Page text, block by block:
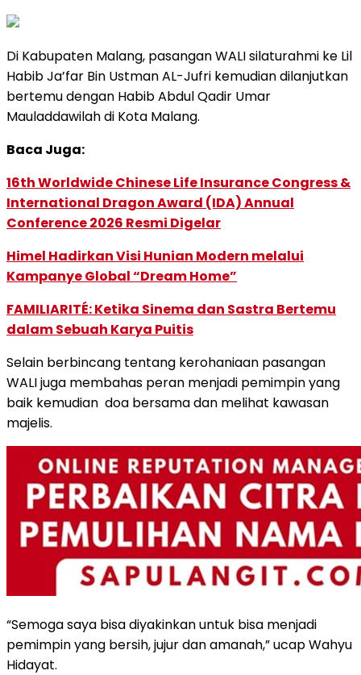
Di Kabupaten Malang, pasangan WALI silaturahmi ke Lil
Habib Ja’far Bin Ustman AL-Jufri kemudian dilanjutkan
bertemu dengan Habib Abdul Qadir Umar
Mauladdawilah di Kota Malang.
Baca Juga:
16th Worldwide Chinese Life Insurance Congress &
International Dragon Award (IDA) Annual
Conference 2026 Resmi Digelar
Himel Hadirkan Visi Hunian Modern melalui
Kampanye Global “Dream Home”
FAMILIARITÉ: Ketika Sinema dan Sastra Bertemu
dalam Sebuah Karya Puitis
Selain berbincang tentang kerohaniaan pasangan
WALI juga membahas peran menjadi pemimpin yang
baik kemudian doa bersama dan melihat kawasan
majelis.
“Semoga saya bisa diyakinkan untuk bisa menjadi
pemimpin yang bersih, jujur dan amanah,” ucap Wahyu
Hidayat.